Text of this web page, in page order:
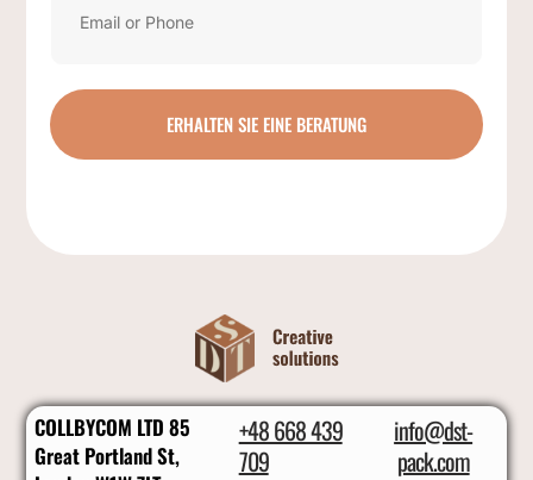
ERHALTEN SIE EINE BERATUNG
COLLBYCOM LTD 85
Great Portland St,
+48 668 439
709
info@dst-
pack.com